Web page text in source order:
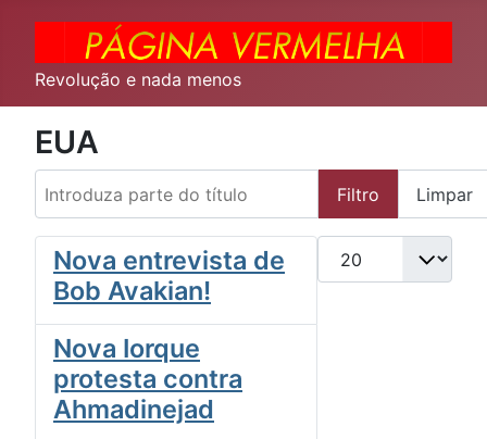
Revolução e nada menos
EUA
Introduza parte do título
Filtro Limpar
Qtd. a exibir
Nova entrevista de
Bob Avakian!
Nova Iorque
protesta contra
Ahmadinejad